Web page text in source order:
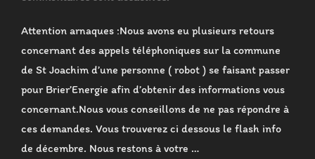
Attention arnaques :Nous avons eu plusieurs retours
concernant des appels téléphoniques sur la commune
de St Joachim d’une personne ( robot ) se faisant passer
pour Brier’Energie afin d’obtenir des informations vous
concernant.Nous vous conseillons de ne pas répondre à
ces demandes. Vous trouverez ci dessous le flash info
de décembre. Nous restons à votre …